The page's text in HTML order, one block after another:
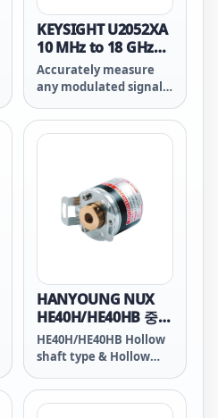
KEYSIGHT U2052XA
10 MHz to 18 GHz
USB 넓은 동적 범위
평균 파워 센서
Accurately measure
any modulated signal
Technologies, Inc.
U/L2050/60 X-Series
USB/LAN connectivity
models come with wide
dynamic range,
covering -70 to +26
very accurate and
repeatable power
measurements for any
modulated signal and
comes with super-fast
measurement speed of
50,000 readings/sec,
which enables higher
manufacturing
HANYOUNG NUX
HE40H/HE40HB 중공
축형/막힌 중공축형
엔코더
HE40H/HE40HB Hollow
shaft type & Hollow
Rotary encoder